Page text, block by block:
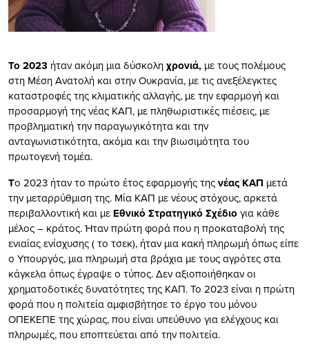
Το 2023 ήταν ακόμη μια δύσκοληχρονιά, με τους πολέμους
στη Μέση Ανατολή και στην Ουκρανία, με τις ανεξέλεγκτες
καταστροφές της κλιματικής αλλαγής, με την εφαρμογή και
προσαρμογή της νέας ΚΑΠ, με πληθωριστικές πιέσεις, με
προβληματική την παραγωγικότητα και την
ανταγωνιστικότητα, ακόμα και την βιωσιμότητα του
πρωτογενή τομέα.
Το 2023 ήταν το πρώτο έτος εφαρμογής τηςνέας ΚΑΠ μετά
την μεταρρύθμιση της. Μία ΚΑΠ με νέους στόχους, αρκετά
περιβαλλοντική και με Εθνικό Στρατηγικό Σχέδιο για κάθε
μέλος – κράτος. Ήταν πρώτη φορά που η προκαταβολή της
ενιαίας ενίσχυσης ( το τσεκ), ήταν μια κακή πληρωμή όπως είπε
ο Υπουργός, μια πληρωμή στα βράχια με τους αγρότες στα
κάγκελα όπως έγραψε ο τύπος. Δεν αξιοποιήθηκαν οι
χρηματοδοτικές δυνατότητες της ΚΑΠ. Το 2023 είναι η πρώτη
φορά που η πολιτεία αμφισβήτησε το έργο του μόνου
ΟΠΕΚΕΠΕ της χώρας, που είναι υπεύθυνο για ελέγχους και
πληρωμές, που εποπτεύεται από την πολιτεία.